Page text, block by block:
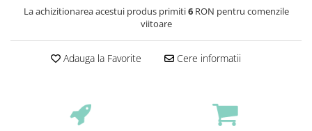
La achizitionarea acestui produs primiti6RON pentru comenzile
viitoare
Adauga la Favorite Cere informatii